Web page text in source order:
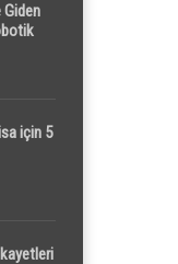
Giden
için 5